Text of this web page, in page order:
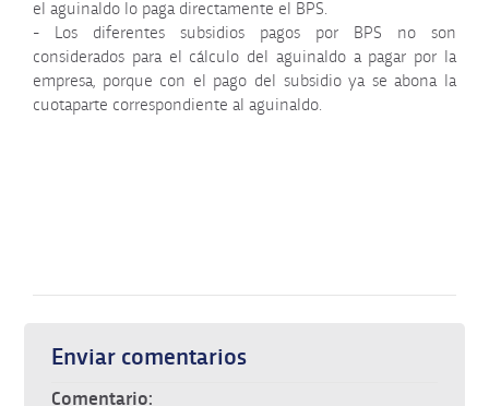
el aguinaldo lo paga directamente el BPS.
- Los diferentes subsidios pagos por BPS no son
considerados para el cálculo del aguinaldo a pagar por la
empresa, porque con el pago del subsidio ya se abona la
cuotaparte correspondiente al aguinaldo.
Enviar comentarios
Comentario: